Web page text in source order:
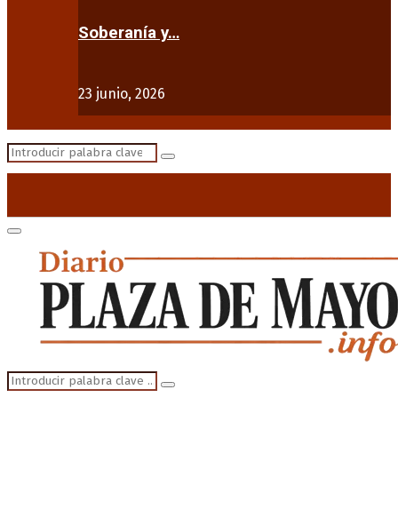
Soberanía y…
23 junio, 2026
Search
Search
Primary
Menu
Search
for:
Search